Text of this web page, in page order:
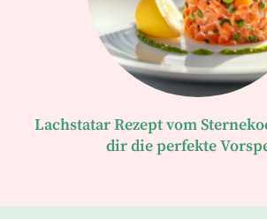
Lachstatar Rezept vom
dir die perfekte